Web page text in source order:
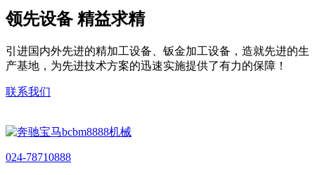
领先设备 精益求精
引进国内外先进的精加工设备、钣金加工设备，造就先进的生
产基地，为先进技术方案的迅速实施提供了有力的保障！
联系我们
024-78710888